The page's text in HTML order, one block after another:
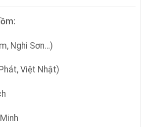
Nghi Sơn…)
Việt Nhật)